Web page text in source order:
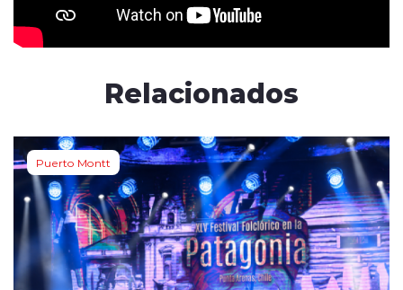
Relacionados
Puerto Montt